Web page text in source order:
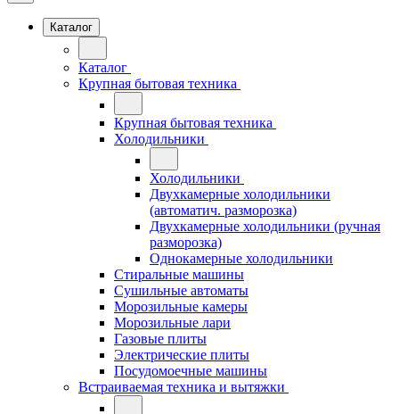
Каталог
Каталог
Крупная бытовая техника
Крупная бытовая техника
Холодильники
Холодильники
Двухкамерные холодильники
(автоматич. разморозка)
Двухкамерные холодильники (ручная
разморозка)
Однокамерные холодильники
Стиральные машины
Сушильные автоматы
Морозильные камеры
Морозильные лари
Газовые плиты
Электрические плиты
Посудомоечные машины
Встраиваемая техника и вытяжки